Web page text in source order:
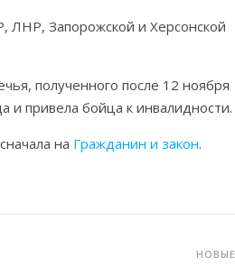
ЛНР, Запорожской и Херсонской
полученного после 12 ноября
и привела бойца к инвалидности.
на Гражданин и закон.
НОВЫЕ